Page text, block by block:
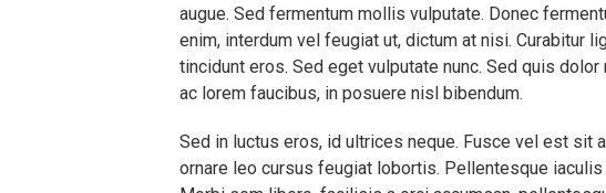
augue. Sed fermentum mollis vulputate. Donec
enim, interdum vel feugiat ut, dictum at nisi. Curabitur
tincidunt eros. Sed eget vulputate nunc. Sed quis
ac lorem faucibus, in posuere nisl bibendum.
Sed in luctus eros, id ultrices neque. Fusce vel est sit
ornare leo cursus feugiat lobortis. Pellentesque